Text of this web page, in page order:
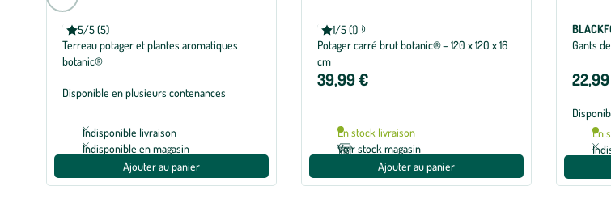
5/5 (5)
Note moyenne de 5 sur 5 avec 5 avis
BOTANIC®
Terreau potager et plantes aromatiques
botanic®
Disponible en plusieurs contenances
Indisponible livraison
Indisponible en magasin
Ajouter au panier
1/5 (1)
Note moyenne de 1 sur 5 avec 1 avis
BOTANIC®
Potager carré brut botanic® - 120 x 120 x 16
cm
39,99 €
En stock livraison
Voir stock magasin
Ajouter au panier
Gants
En
à
slide
précédente